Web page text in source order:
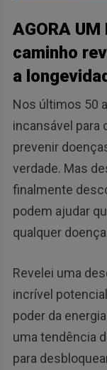
AGORA UM
caminho
a
Nos últimos 50
incansável para
prevenir
verdade. Mas
finalmente
podem ajudar
qualquer
Revelei uma
incrível
poder da
uma tendência
para